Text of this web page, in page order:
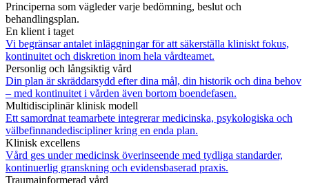
Principerna som vägleder varje bedömning, beslut och
behandlingsplan.
En klient i taget
Vi begränsar antalet inläggningar för att säkerställa kliniskt fokus,
kontinuitet och diskretion inom hela vårdteamet.
Personlig och långsiktig vård
Din plan är skräddarsydd efter dina mål, din historik och dina behov
– med kontinuitet i vården även bortom boendefasen.
Multidisciplinär klinisk modell
Ett samordnat teamarbete integrerar medicinska, psykologiska och
välbefinnandediscipliner kring en enda plan.
Klinisk excellens
Vård ges under medicinsk överinseende med tydliga standarder,
kontinuerlig granskning och evidensbaserad praxis.
Traumainformerad vård